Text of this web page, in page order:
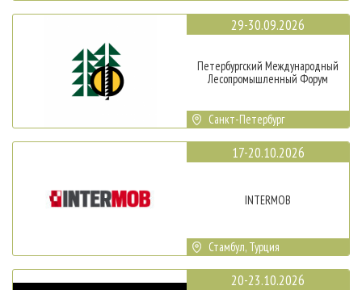
29-30.09.2026
Петербургский Международный
Лесопромышленный Форум
Санкт-Петербург
17-20.10.2026
INTERMOB
Стамбул, Турция
20-23.10.2026